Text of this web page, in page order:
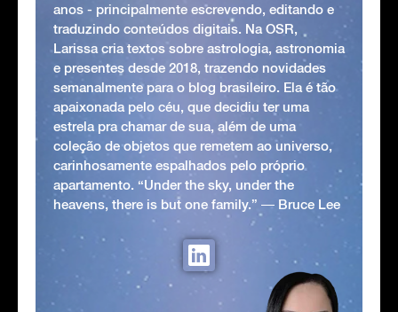
anos - principalmente escrevendo, editando e
traduzindo conteúdos digitais. Na OSR,
Larissa cria textos sobre astrologia, astronomia
e presentes desde 2018, trazendo novidades
semanalmente para o blog brasileiro. Ela é tão
apaixonada pelo céu, que decidiu ter uma
estrela pra chamar de sua, além de uma
coleção de objetos que remetem ao universo,
carinhosamente espalhados pelo próprio
apartamento. “Under the sky, under the
heavens, there is but one family.” ― Bruce Lee